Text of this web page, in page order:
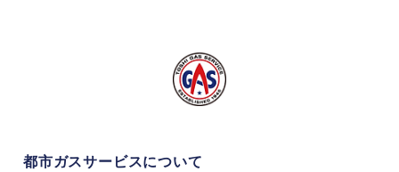
都市ガスサービスについて